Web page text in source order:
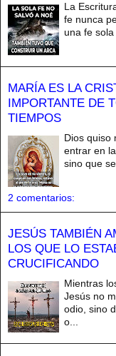
La
fe nunca
una fe sola
MARÍA ES LA
IMPORTANTE DE
TIEMPOS
Dios quiso
entrar en
sino que
2 comentarios:
JESÚS TAMBIÉN
LOS QUE LO
CRUCIFICANDO
Mientras
Jesús no
odio, sino
o...